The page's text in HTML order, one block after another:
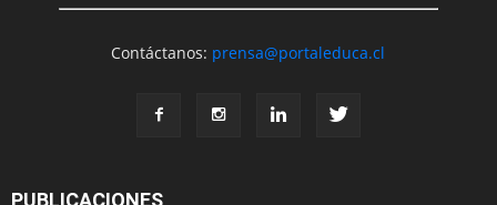
Contáctanos: prensa@portaleduca.cl
PUBLICACIONES